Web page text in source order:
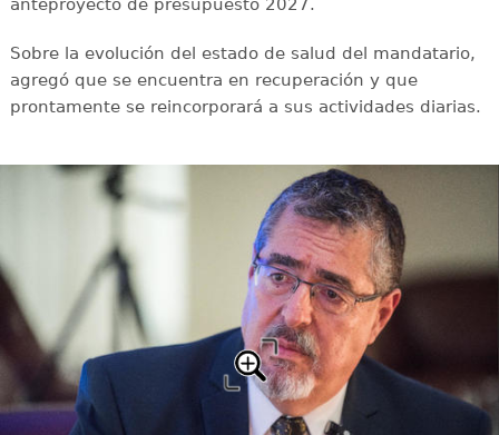
anteproyecto de presupuesto 2027.
Sobre la evolución del estado de salud del mandatario,
agregó que se encuentra en recuperación y que
prontamente se reincorporará a sus actividades diarias.